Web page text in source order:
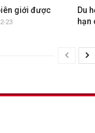
giới được
23
Du
hạn